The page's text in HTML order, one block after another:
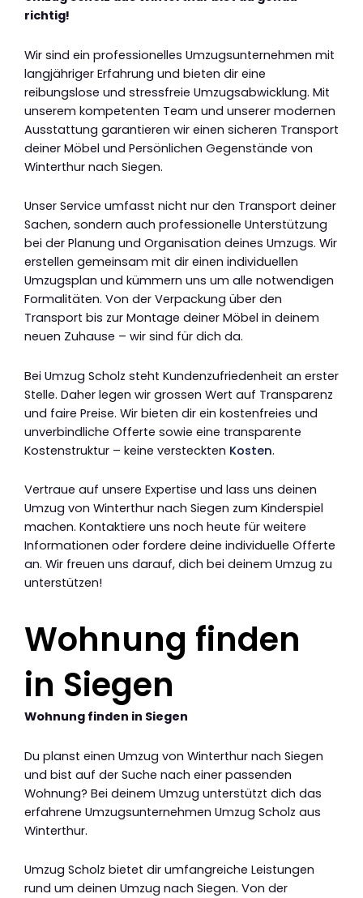
richtig!
Wir sind ein professionelles Umzugsunternehmen mit
langjähriger Erfahrung und bieten dir eine
reibungslose und stressfreie Umzugsabwicklung. Mit
unserem kompetenten Team und unserer modernen
Ausstattung garantieren wir einen sicheren Transport
deiner Möbel und Persönlichen Gegenstände von
Winterthur nach Siegen.
Unser Service umfasst nicht nur den Transport deiner
Sachen, sondern auch professionelle Unterstützung
bei der Planung und Organisation deines Umzugs. Wir
erstellen gemeinsam mit dir einen individuellen
Umzugsplan und kümmern uns um alle notwendigen
Formalitäten. Von der Verpackung über den
Transport bis zur Montage deiner Möbel in deinem
neuen Zuhause – wir sind für dich da.
Bei Umzug Scholz steht Kundenzufriedenheit an erster
Stelle. Daher legen wir grossen Wert auf Transparenz
und faire Preise. Wir bieten dir ein kostenfreies und
unverbindliche Offerte sowie eine transparente
Kostenstruktur – keine versteckten Kosten.
Vertraue auf unsere Expertise und lass uns deinen
Umzug von Winterthur nach Siegen zum Kinderspiel
machen. Kontaktiere uns noch heute für weitere
Informationen oder fordere deine individuelle Offerte
an. Wir freuen uns darauf, dich bei deinem Umzug zu
unterstützen!
Wohnung finden
in Siegen
Wohnung finden in Siegen
Du planst einen Umzug von Winterthur nach Siegen
und bist auf der Suche nach einer passenden
Wohnung? Bei deinem Umzug unterstützt dich das
erfahrene Umzugsunternehmen Umzug Scholz aus
Winterthur.
Umzug Scholz bietet dir umfangreiche Leistungen
rund um deinen Umzug nach Siegen. Von der